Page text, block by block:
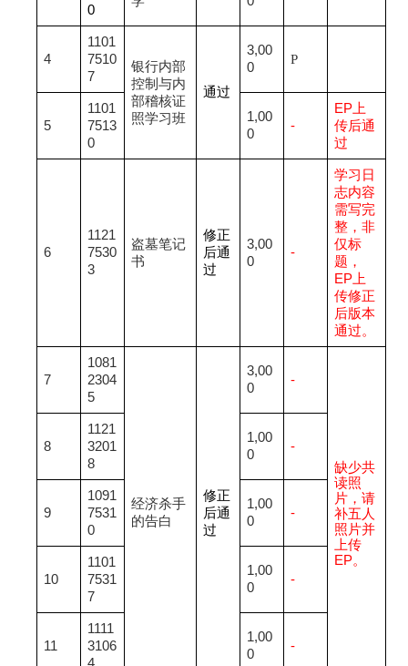
0
4
1101
7510
7
银行内部
控制与内
部稽核证
照学习班
通过
3,00
0
P
5
1101
7513
0
1,00
0
-
EP 上
传后通
过
6
1121
7530
3
盗墓笔记
书
修正
后通
过
3,00
0
-
学习日
志内容
需写完
整，非
仅标
题，
EP 上
传修正
后版本
通过。
7
1081
2304
5
经济杀手
的告白
修正
后通
过
3,00
0
-
缺少共
读照
片，请
补五人
照片并
上传
EP。
8
1121
3201
8
1,00
0
-
9
1091
7531
0
1,00
0
-
10
1101
7531
7
1,00
0
-
11
1111
3106
4
1,00
0
-